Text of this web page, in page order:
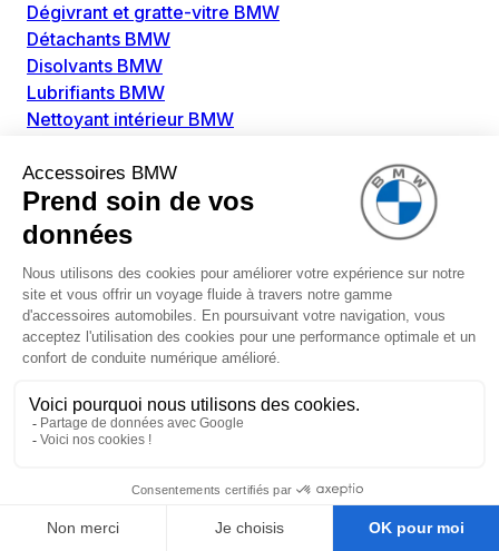
Dégivrant et gratte-vitre BMW
Détachants BMW
Disolvants BMW
Lubrifiants BMW
Nettoyant intérieur BMW
Pièces détachées BMW
Alimentation Carburant BMW
Boitier papillon BMW
d'aspiration BMW
Injecteur BMW
Pompe à carburant BMW
Pompe diesel BMW
Bobines d'allumage BMW
Boitier de préchauffage BMW
Amortissement BMW
Amortisseurs BMW